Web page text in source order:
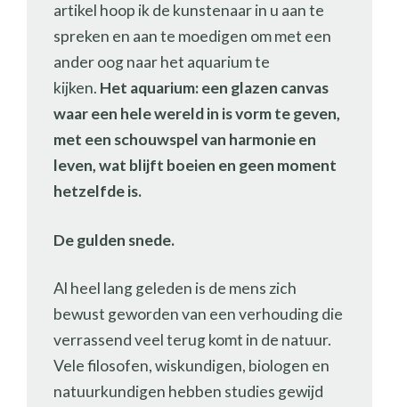
artikel hoop ik de kunstenaar in u aan te
spreken en aan te moedigen om met een
ander oog naar het aquarium te
kijken. Het aquarium: een glazen canvas
waar een hele wereld in is vorm te geven,
met een schouwspel van harmonie en
leven, wat blijft boeien en geen moment
hetzelfde is.
De gulden snede.
Al heel lang geleden is de mens zich
bewust geworden van een verhouding die
verrassend veel terug komt in de natuur.
Vele filosofen, wiskundigen, biologen en
natuurkundigen hebben studies gewijd